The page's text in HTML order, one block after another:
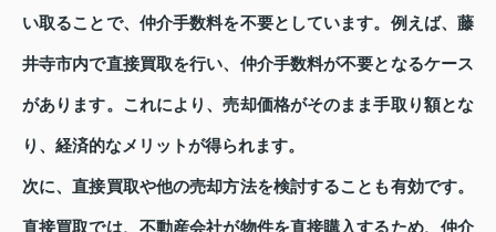
い取ることで、仲介手数料を不要としています。例えば、藤
井寺市内で直接買取を行い、仲介手数料が不要となるケース
があります。これにより、売却価格がそのまま手取り額とな
り、経済的なメリットが得られます。
次に、直接買取や他の売却方法を検討することも有効です。
直接買取では、不動産会社が物件を直接購入するため、仲介